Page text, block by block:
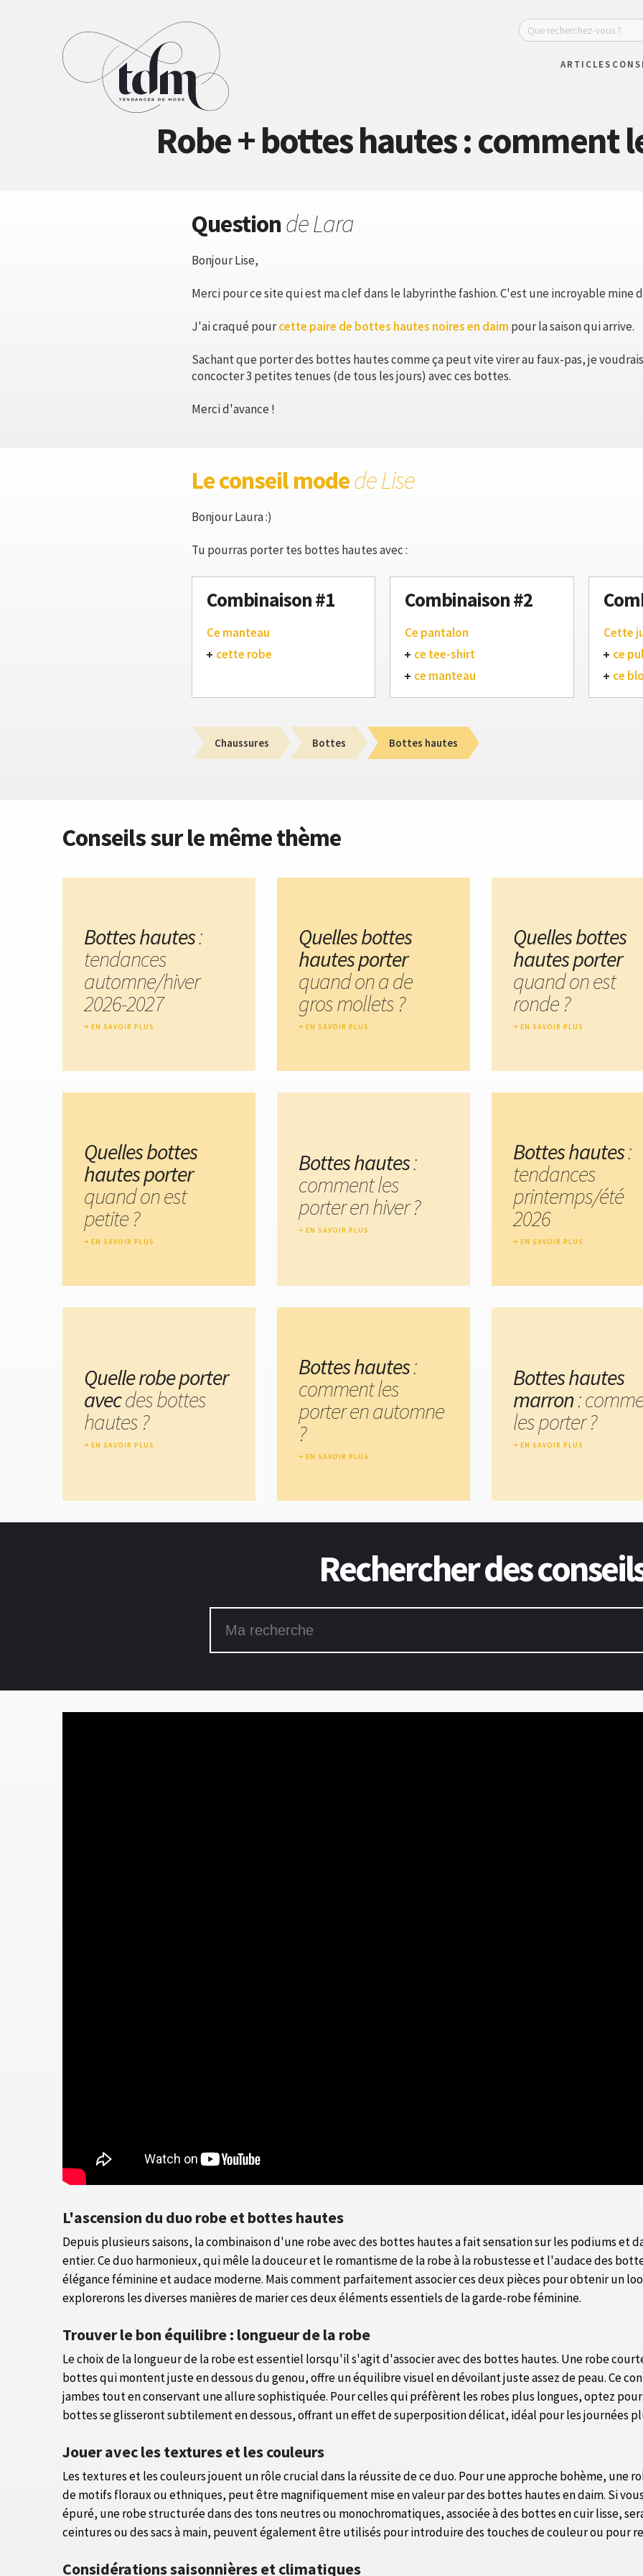
ARTICLES
Robe + bottes hautes : comment
Questionde Lara
Bonjour Lise,
Merci pour ce site qui est ma clef dans le labyrinthe fashion. C'est une incroyable mine
J'ai craqué pourcette paire de bottes hautes noires en daim pour la saison qui arrive.
Sachant que porter des bottes hautes comme ça peut vite virer au faux-pas, je
concocter 3 petites tenues (de tous les jours) avec ces bottes.
Merci d'avance !
Le conseil modede Lise
Bonjour Laura :)
Tu pourras porter tes bottes hautes avec :
Combinaison #1
Ce manteau
cette robe
Combinaison #2
Ce pantalon
ce tee-shirt
ce manteau
Cette
ce
ce
Chaussures Bottes Bottes hautes
L'ascension du duo robe et bottes hautes
Depuis plusieurs saisons, la combinaison d'une robe avec des bottes hautes a fait sensation sur les podiums et
entier. Ce duo harmonieux, qui mêle la douceur et le romantisme de la robe à la robustesse et l'audace des
élégance féminine et audace moderne. Mais comment parfaitement associer ces deux pièces pour obtenir un
explorerons les diverses manières de marier ces deux éléments essentiels de la garde-robe féminine.
Trouver le bon équilibre : longueur de la robe
Le choix de la longueur de la robe est essentiel lorsqu'il s'agit d'associer avec des bottes hautes. Une robe
bottes qui montent juste en dessous du genou, offre un équilibre visuel en dévoilant juste assez de peau. Ce
jambes tout en conservant une allure sophistiquée. Pour celles qui préfèrent les robes plus longues, optez
bottes se glisseront subtilement en dessous, offrant un effet de superposition délicat, idéal pour les journées
Jouer avec les textures et les couleurs
Les textures et les couleurs jouent un rôle crucial dans la réussite de ce duo. Pour une approche bohème, une
de motifs floraux ou ethniques, peut être magnifiquement mise en valeur par des bottes hautes en daim. Si
épuré, une robe structurée dans des tons neutres ou monochromatiques, associée à des bottes en cuir lisse,
ceintures ou des sacs à main, peuvent également être utilisés pour introduire des touches de couleur ou pour
Considérations saisonnières et climatiques
Conseils sur le même thème
Bottes hautes:
tendances
automne/hiver
2026-2027
EN SAVOIR PLUS
Quelles bottes
hautes porter
quand on a de
gros mollets ?
EN SAVOIR PLUS
Quelles bottes
hautes porter
quand on est
ronde ?
EN SAVOIR PLUS
Quelles bottes
hautes porter
quand on est
petite ?
EN SAVOIR PLUS
Bottes hautes:
comment les
porter en hiver ?
EN SAVOIR PLUS
Bottes hautes:
tendances
printemps/été
2026
EN SAVOIR PLUS
Quelle robe porter
avecdes bottes
hautes ?
EN SAVOIR PLUS
Bottes hautes:
comment les
porter en automne
?
EN SAVOIR PLUS
Bottes hautes
marron:
les porter ?
EN SAVOIR PLUS
Rechercher des